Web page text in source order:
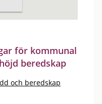
för kommunal
beredskap
och beredskap